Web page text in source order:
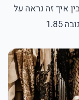
איך זה נראה על